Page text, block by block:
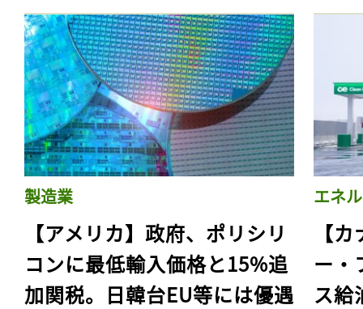
製造業
【アメリカ】政府、ポリシリ
コンに最低輸入価格と15%追
加関税。日韓台EU等には優遇
エネ
【
ー・
ス給